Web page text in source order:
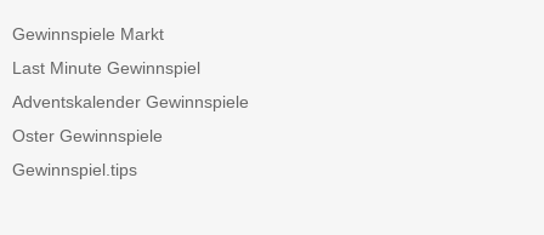
Gewinnspiele Markt
Last Minute Gewinnspiel
Adventskalender Gewinnspiele
Oster Gewinnspiele
Gewinnspiel.tips